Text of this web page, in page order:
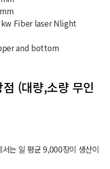
Fiber laser Nlight
and bottom
(대량,소량 무인
는 일 평균 9,000장이 생산이